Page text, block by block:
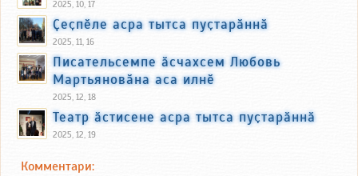
2025, 10, 17
Ҫеҫпӗле асра тытса пуҫтарӑннӑ
2025, 11, 16
Писательсемпе ӑсчахсем Любовь
Мартьяновӑна аса илнӗ
2025, 12, 18
Театр ӑстисене асра тытса пуҫтарӑннӑ
2025, 12, 19
Комментари: